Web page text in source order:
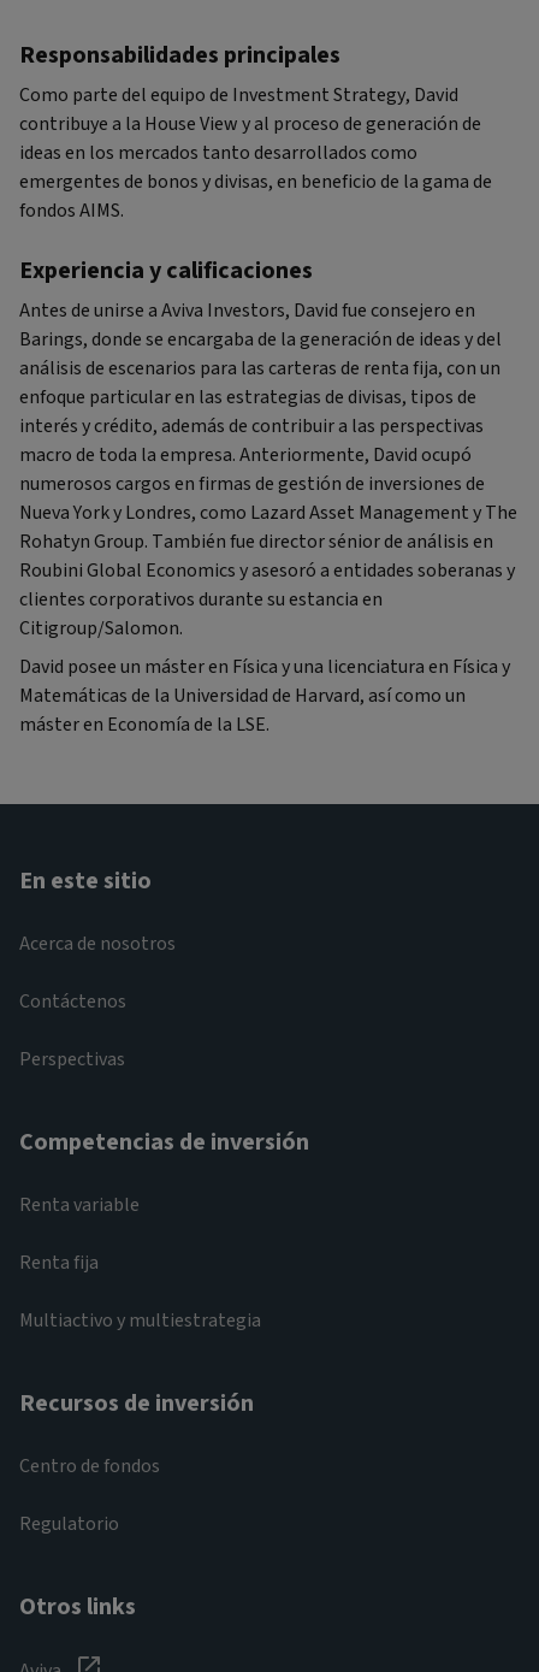
Responsabilidades principales
Como parte del equipo de Investment Strategy, David
contribuye a la House View y al proceso de generación de
ideas en los mercados tanto desarrollados como
emergentes de bonos y divisas, en beneficio de la gama de
fondos AIMS.
Experiencia y calificaciones
Antes de unirse a Aviva Investors, David fue consejero en
Barings, donde se encargaba de la generación de ideas y del
análisis de escenarios para las carteras de renta fija, con un
enfoque particular en las estrategias de divisas, tipos de
interés y crédito, además de contribuir a las perspectivas
macro de toda la empresa. Anteriormente, David ocupó
numerosos cargos en firmas de gestión de inversiones de
Nueva York y Londres, como Lazard Asset Management y The
Rohatyn Group. También fue director sénior de análisis en
Roubini Global Economics y asesoró a entidades soberanas y
clientes corporativos durante su estancia en
Citigroup/Salomon.
David posee un máster en Física y una licenciatura en Física y
Matemáticas de la Universidad de Harvard, así como un
máster en Economía de la LSE.
En este sitio
Acerca de nosotros
Contáctenos
Perspectivas
Competencias de inversión
Renta variable
Renta fija
Multiactivo y multiestrategia
Recursos de inversión
Centro de fondos
Regulatorio
Otros links